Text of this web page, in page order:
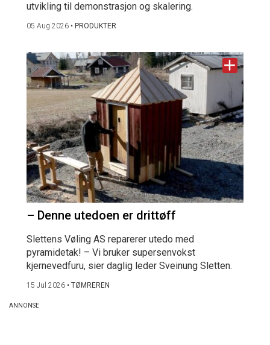
utvikling til demonstrasjon og skalering.
05 Aug 2026 • PRODUKTER
– Denne utedoen er drittøff
Slettens Vøling AS reparerer utedo med
pyramidetak! – Vi bruker supersenvokst
kjernevedfuru, sier daglig leder Sveinung Sletten.
15 Jul 2026 • TØMREREN